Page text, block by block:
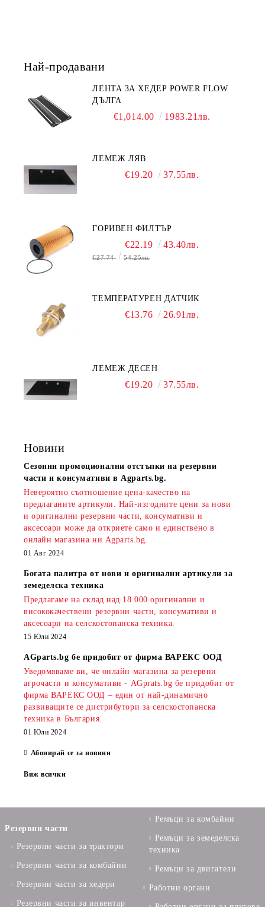
Най-продавани
ЛЕНТА ЗА ХЕДЕР POWER FLOW
ДЪЛГА
€1,014.00 1983.21лв.
ЛЕМЕЖ ЛЯВ
€19.20 37.55лв.
ГОРИВЕН ФИЛТЪР
€22.19 43.40лв.
€27.74 54.25лв.
ТЕМПЕРАТУРЕН ДАТЧИК
€13.76 26.91лв.
ЛЕМЕЖ ДЕСЕН
€19.20 37.55лв.
Новини
Сезонни промоционални отстъпки на резервни
части и консумативи в Agparts.bg.
Невероятно съотношение цена-качество на
предлаганите артикули. Най-изгодните цени за нови
и оригинални резервни части, консумативи и
аксесоари може да откриете само и единствено в
онлайн магазина ни Agparts.bg.
01 Авг 2024
Богата палитра от нови и оригинални артикули за
земеделска техника
Предлагаме на склад над 18 000 оригинални и
висококачествени резервни части, консумативи и
аксесоари на селскостопанска техника.
15 Юли 2024
AGparts.bg бе придобит от фирма ВАРЕКС ООД
Уведомяваме ви, че онлайн магазина за резервни
агрочасти и консумативи - AGprats.bg бе придобит от
фирма ВАРЕКС ООД – един от най-динамично
развиващите се дистрибутори за селскостопанска
техника в България.
01 Юли 2024
Абонирай се за новини
Виж всички
Резервни части
Резервни части за трактори
Резервни части за комбайни
Резервни части за хедери
Резервни части за инвентар
Ремъци за комбайни
Ремъци за земеделска
техника
Ремъци за двигатели
Работни органи